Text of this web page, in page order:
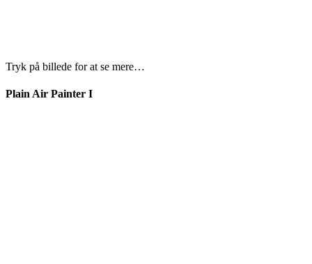
Tryk på billede for at se mere…
Plain Air Painter I